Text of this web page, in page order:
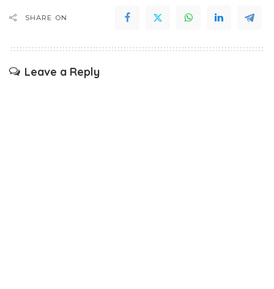
SHARE ON
Leave a Reply